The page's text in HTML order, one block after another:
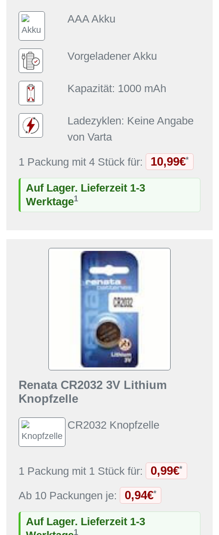
AAA Akku
Vorgeladener Akku
Kapazität: 1000 mAh
Ladezyklen: Keine Angabe
von Varta
1 Packung mit 4 Stück für: 10,99€*
Auf Lager. Lieferzeit 1-3
Werktage1
Renata CR2032 3V Lithium
Knopfzelle
CR2032 Knopfzelle
1 Packung mit 1 Stück für: 0,99€*
Ab 10 Packungen je: 0,94€*
Auf Lager. Lieferzeit 1-3
1